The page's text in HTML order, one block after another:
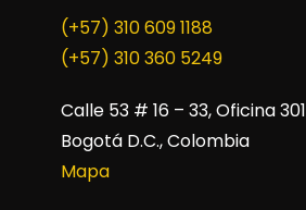
(+57) 310 609 1188
​(+57) 310 360 5249
Calle 53 # 16 – 33, Oficina 301
Bogotá D.C., Colombia
Mapa